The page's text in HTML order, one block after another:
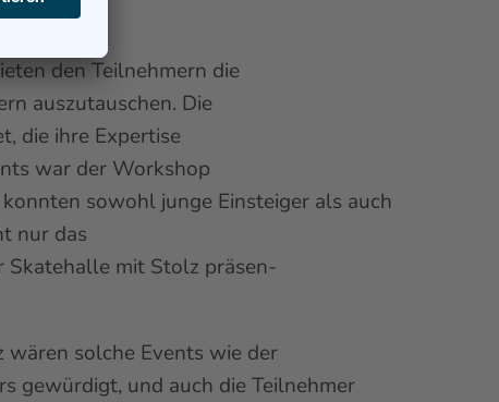
den Teilnehmern die
auszutauschen. Die
die ihre Expertise
war der Workshop
sowohl junge Einsteiger als auch
nur das
Skatehalle mit Stolz präsen-
wären solche Events wie der
gewürdigt, und auch die Teilnehmer